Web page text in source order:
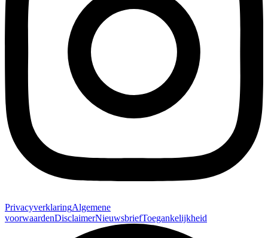
PrivacyverklaringAlgemene
voorwaardenDisclaimerNieuwsbriefToegankelijkheid